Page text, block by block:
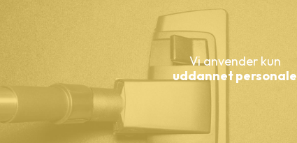
Vi anvender kun
uddannet personale